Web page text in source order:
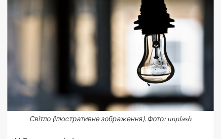
Світло (ілюстративне зображення). Фото: unplash